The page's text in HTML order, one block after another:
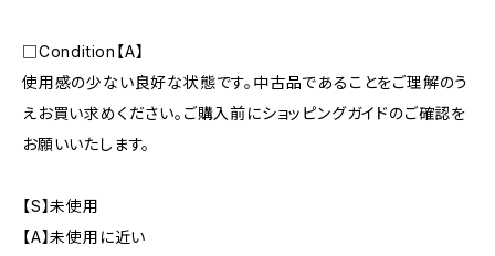
□Condition【A】
使用感の少ない良好な状態です。中古品であることをご理解のう
えお買い求めください。ご購入前にショッピングガイドのご確認を
お願いいたします。
【S】未使用
【A】未使用に近い